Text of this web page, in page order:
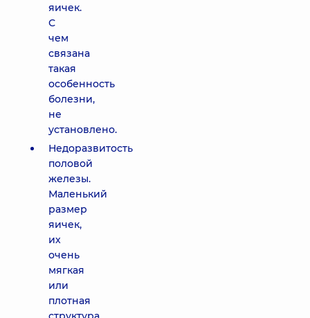
яичек.
С
чем
связана
такая
особенность
болезни,
не
установлено.
Недоразвитость
половой
железы.
Маленький
размер
яичек,
их
очень
мягкая
или
плотная